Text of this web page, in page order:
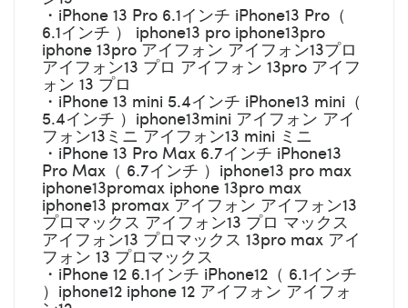
・iPhone 13 Pro 6.1インチ iPhone13 Pro（
6.1インチ ） iphone13 pro iphone13pro
iphone 13pro アイフォン アイフォン13プロ
アイフォン13 プロ アイフォン 13pro アイフ
ォン 13 プロ
・iPhone 13 mini 5.4インチ iPhone13 mini（
5.4インチ ）iphone13mini アイフォン アイ
フォン13ミニ アイフォン13 mini ミニ
・iPhone 13 Pro Max 6.7インチ iPhone13
Pro Max（ 6.7インチ ）iphone13 pro max
iphone13promax iphone 13pro max
iphone13 promax アイフォン アイフォン13
プロマックス アイフォン13 プロ マックス
アイフォン13 プロマックス 13pro max アイ
フォン 13 プロマックス
・iPhone 12 6.1インチ iPhone12（ 6.1インチ
）iphone12 iphone 12 アイフォン アイフォ